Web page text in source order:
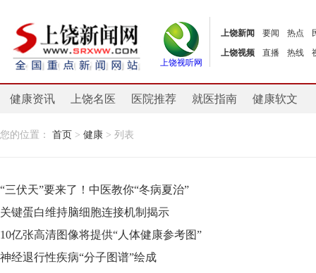
上饶视听网
上饶新闻 要闻 热点
上饶视频
直播 热线
健康资讯 上饶名医 医院推荐 就医指南 健康软文
您的位置： 首页 > 健康 > 列表
“三伏天”要来了！中医教你“冬病夏治”
关键蛋白维持脑细胞连接机制揭示
10亿张高清图像将提供“人体健康参考图”
神经退行性疾病“分子图谱”绘成